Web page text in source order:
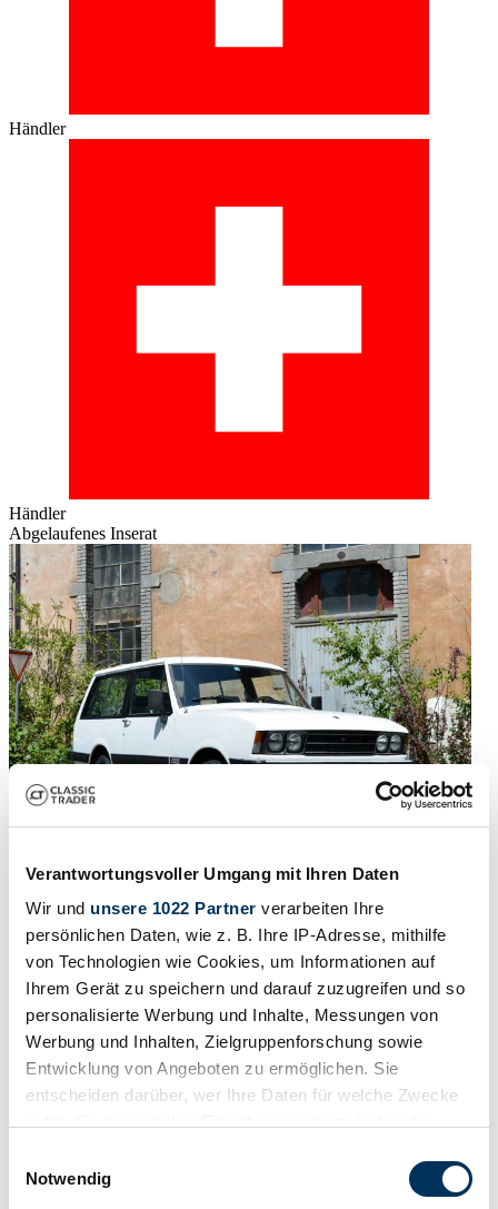
Verantwortungsvoller Umgang mit Ihren Daten
Wir und unsere 1022 Partner verarbeiten Ihre
persönlichen Daten, wie z. B. Ihre IP-Adresse, mithilfe
von Technologien wie Cookies, um Informationen auf
Ihrem Gerät zu speichern und darauf zuzugreifen und so
personalisierte Werbung und Inhalte, Messungen von
Werbung und Inhalten, Zielgruppenforschung sowie
Entwicklung von Angeboten zu ermöglichen. Sie
entscheiden darüber, wer Ihre Daten für welche Zwecke
Trigger Symbol ändern oder widerrufen
Notwendig
Händler
Händler
Abgelaufenes Inserat
1978 | Monteverdi Safari
Sehr originales Fahrzeug aus Schweizer Auslieferung mit
Veteraneneintrag
CHF 34'900 vor 7 Jahren